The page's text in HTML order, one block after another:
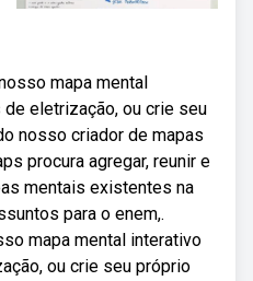
mapa mental
eletrização, ou crie seu
nosso criador de mapas
procura agregar, reunir e
mentais existentes na
para o enem,.
mapa mental interativo
ou crie seu próprio